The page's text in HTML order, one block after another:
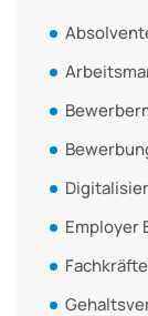
Employer